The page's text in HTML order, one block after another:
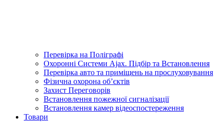
Перевірка на Поліграфі
Охоронні Системи Ajax. Підбір та Встановлення
Перевірка авто та приміщень на прослуховування
Фізична охорона об’єктів
Захист Переговорів
Встановлення пожежної сигналізації
Встановлення камер відеоспостереження
Товари